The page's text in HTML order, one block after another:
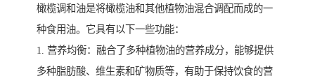
橄榄调和油是将橄榄油和其他植物油混合调配而成的一
种食用油。它具有以下一些功能：
1. 营养均衡：融合了多种植物油的营养成分，能够提供
多种脂肪酸、维生素和矿物质等，有助于保持饮食的营